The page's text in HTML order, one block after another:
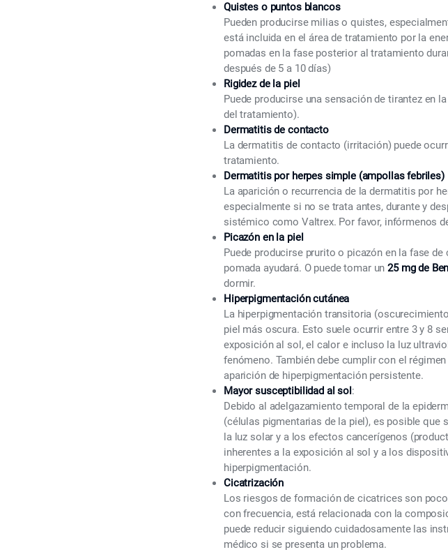
Quistes o puntos blancos
Pueden producirse milias o quistes,
está incluida en el área de tratamiento por la
pomadas en la fase posterior al tratamiento
después de 5 a 10 días)
Rigidez de la piel
Puede producirse una sensación de tirantez en
del tratamiento).
Dermatitis de contacto
La dermatitis de contacto (irritación) puede
tratamiento.
Dermatitis por herpes simple (ampollas febriles)
La aparición o recurrencia de la dermatitis por
especialmente si no se trata antes, durante y
sistémico como Valtrex. Por favor, infórmenos
Picazón en la piel
Puede producirse prurito o picazón en la fase
pomada ayudará. O puede tomar un25 mg de
dormir.
Hiperpigmentación cutánea
La hiperpigmentación transitoria
piel más oscura. Esto suele ocurrir entre 3 y 8
exposición al sol, el calor e incluso la luz
fenómeno. También debe cumplir con el
aparición de hiperpigmentación persistente.
Mayor susceptibilidad al sol:
Debido al adelgazamiento temporal de la
(células pigmentarias de la piel), es posible
la luz solar y a los efectos cancerígenos
inherentes a la exposición al sol y a los
hiperpigmentación.
Cicatrización
Los riesgos de formación de cicatrices son
con frecuencia, está relacionada con la
puede reducir siguiendo cuidadosamente las
médico si se presenta un problema.